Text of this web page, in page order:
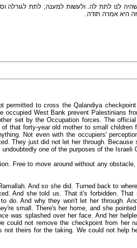
לנו לתת לה. ולעשות למענה; לתת לגורלה
היא אמרה תודה.
permitted to cross the Qalandiya
occupied West Bank prevent Palestinians
set by the Occupation forces. The
that forty-year old mother to small children
Not even with the occupiers'
They just did not let her through.
one of the purposes of the Israeli
Free to move around without any
And so she did. Turned back to
And she told us. That it's forbidden.
do. And why they won't let her through.
small. There's her home, and she
was splashed over her face. And her
could not remove the checkpoint from her
theirs for the taking. We could not help